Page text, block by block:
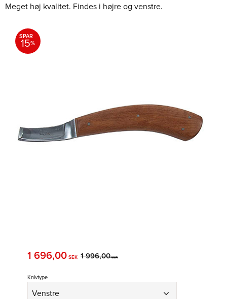
Meget høj kvalitet. Findes i højre og venstre.
SPAR
15%
Nedsat pris:
1 696,00 SEK Original pris:
1 996,00SEK
Knivtype